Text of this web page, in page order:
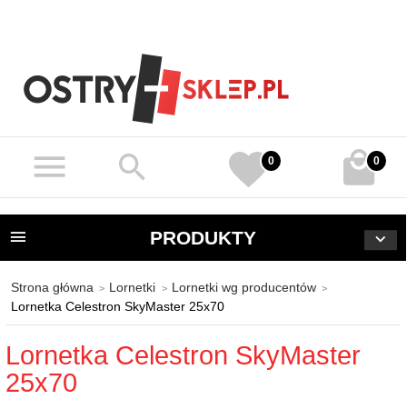
0
PRODUKTY
Strona główna Lornetki
Lornetki wg producentów
Lornetka Celestron SkyMaster 25x70
Lornetka Celestron SkyMaster
25x70